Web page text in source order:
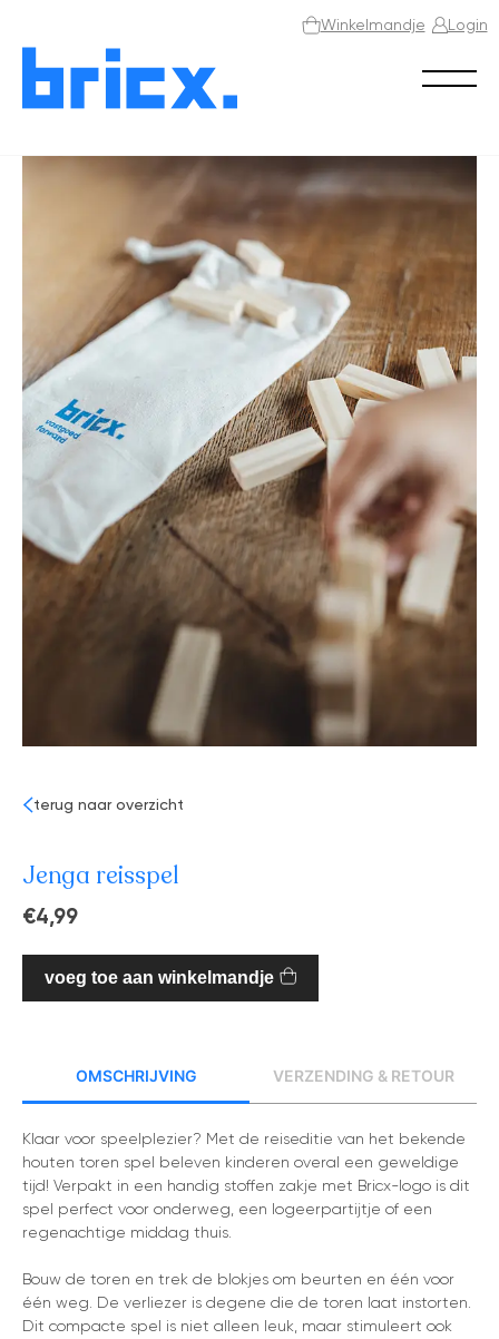
Winkelmandje Login
terug naar overzicht
Jenga reisspel
€4,99
voeg toe aan winkelmandje
Omschrijving
Klaar voor speelplezier? Met de reiseditie van het bekende
houten toren spel beleven kinderen overal een geweldige
tijd! Verpakt in een handig stoffen zakje met Bricx-logo is dit
spel perfect voor onderweg, een logeerpartijtje of een
regenachtige middag thuis.
Bouw de toren en trek de blokjes om beurten en één voor
één weg. De verliezer is degene die de toren laat instorten.
Dit compacte spel is niet alleen leuk, maar stimuleert ook
Verzending & retour